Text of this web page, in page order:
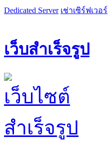
Dedicated Server เช่าเซิร์ฟเวอร์
เว็บสำเร็จรูป